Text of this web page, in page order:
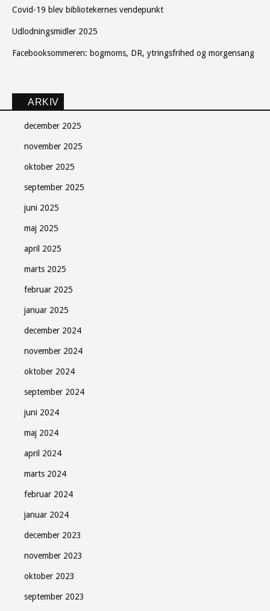
Covid-19 blev bibliotekernes vendepunkt
Udlodningsmidler 2025
Facebooksommeren: bogmoms, DR, ytringsfrihed og morgensang
ARKIV
december 2025
november 2025
oktober 2025
september 2025
juni 2025
maj 2025
april 2025
marts 2025
februar 2025
januar 2025
december 2024
november 2024
oktober 2024
september 2024
juni 2024
maj 2024
april 2024
marts 2024
februar 2024
januar 2024
december 2023
november 2023
oktober 2023
september 2023